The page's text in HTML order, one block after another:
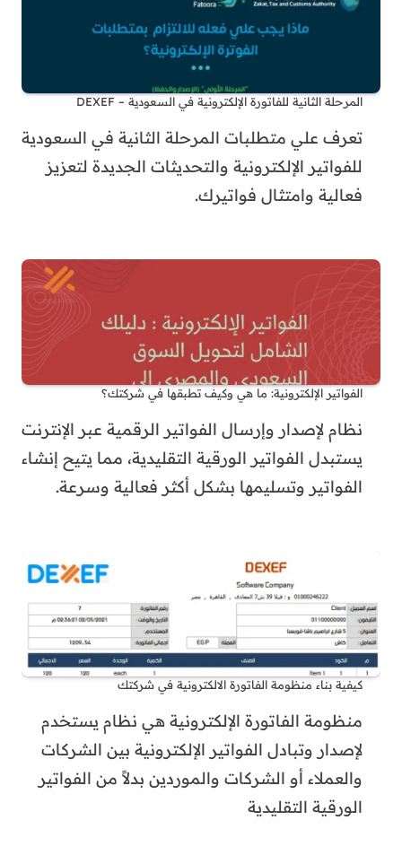
المرحلة الثانية للفاتورة الإلكترونية في السعودية – DEXEF
تعرف علي متطلبات المرحلة الثانية في السعودية
للفواتير الإلكترونية والتحديثات الجديدة لتعزيز
فعالية وامتثال فواتيرك.
الفواتير الإلكترونية: ما هي وكيف تطبقها في شركتك؟
نظام لإصدار وإرسال الفواتير الرقمية عبر الإنترنت
يستبدل الفواتير الورقية التقليدية، مما يتيح إنشاء
الفواتير وتسليمها بشكل أكثر فعالية وسرعة.
كيفية بناء منظومة الفاتورة الالكترونية في شركتك
منظومة الفاتورة الإلكترونية هي نظام يستخدم
لإصدار وتبادل الفواتير الإلكترونية بين الشركات
والعملاء أو الشركات والموردين بدلاً من الفواتير
الورقية التقليدية